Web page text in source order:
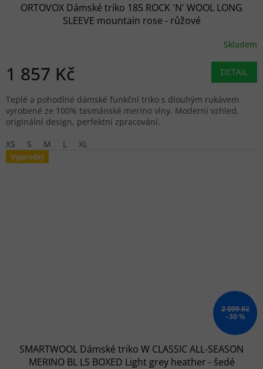
ORTOVOX Dámské triko 185 ROCK 'N' WOOL LONG
SLEEVE mountain rose - růžové
Skladem
1 857 Kč DETAIL
Teplé a pohodlné dámské funkční triko s dlouhým rukávem
vyrobené ze 100% tasmánské merino vlny. Moderní vzhled,
originální design, perfektní zpracování.
XS
S M L XL
Výprodej
2 099 Kč
–30 %
SMARTWOOL Dámské triko W CLASSIC ALL-SEASON
MERINO BL LS BOXED Light grey heather - šedé